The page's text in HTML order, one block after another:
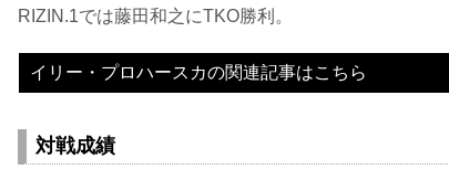
RIZIN.1では藤田和之にTKO勝利。
イリー・プロハースカの関連記事はこちら
対戦成績